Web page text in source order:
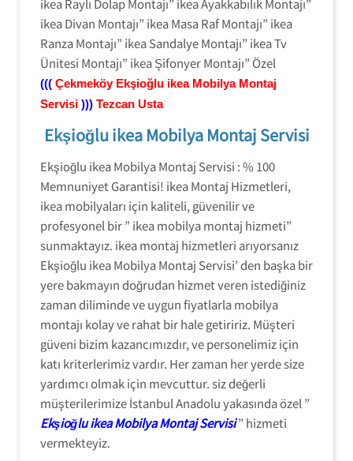
ikea Raylı Dolap Montajı” ikea Ayakkabılık Montajı”
ikea Divan Montajı” ikea Masa Raf Montajı” ikea
Ranza Montajı” ikea Sandalye Montajı” ikea Tv
Ünitesi Montajı” ikea Şifonyer Montajı” Özel
((( Çekmeköy Ekşioğlu ikea Mobilya Montaj
Servisi ))) Tezcan Usta
Ekşioğlu ikea Mobilya Montaj Servisi
Ekşioğlu ikea Mobilya Montaj Servisi : % 100
Memnuniyet Garantisi! ikea Montaj Hizmetleri,
ikea mobilyaları için kaliteli, güvenilir ve
profesyonel bir ” ikea mobilya montaj hizmeti”
sunmaktayız. ikea montaj hizmetleri arıyorsanız
Ekşioğlu ikea Mobilya Montaj Servisi’ den başka bir
yere bakmayın doğrudan hizmet veren istediğiniz
zaman diliminde ve uygun fiyatlarla mobilya
montajı kolay ve rahat bir hale getiririz. Müşteri
güveni bizim kazancımızdır, ve personelimiz için
katı kriterlerimiz vardır. Her zaman her yerde size
yardımcı olmak için mevcuttur. siz değerli
müşterilerimize İstanbul Anadolu yakasında özel ”
Ekşioğlu ikea Mobilya Montaj Servisi” hizmeti
vermekteyiz.